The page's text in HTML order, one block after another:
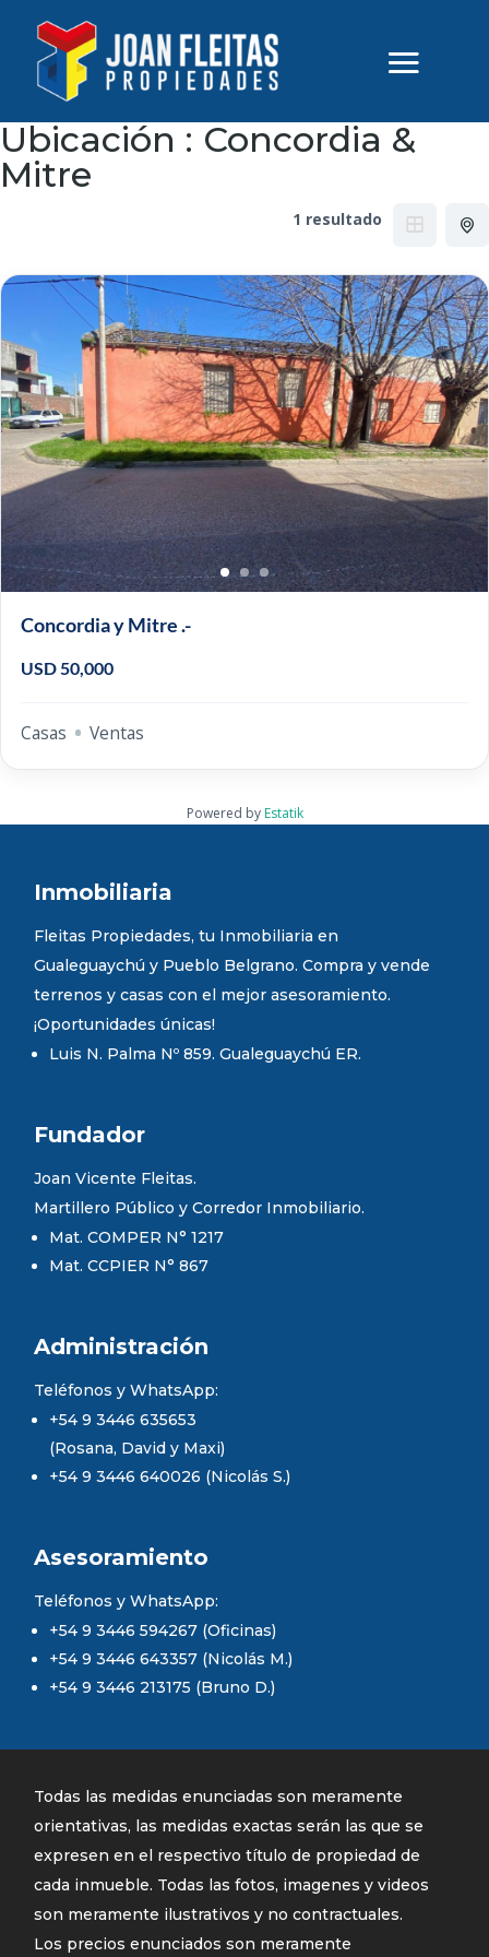
Ubicación : Concordia &
Mitre
1 resultado
Concordia y Mitre .-
USD 50,000
Casas Ventas
Powered by Estatik
Inmobiliaria
Fleitas Propiedades, tu Inmobiliaria en
Gualeguaychú y Pueblo Belgrano. Compra y vende
terrenos y casas con el mejor asesoramiento.
¡Oportunidades únicas!
Luis N. Palma Nº 859. Gualeguaychú ER.
Fundador
Joan Vicente Fleitas.
Martillero Público y Corredor Inmobiliario.
Mat. COMPER N° 1217
Mat. CCPIER N° 867
Administración
Teléfonos y WhatsApp:
+54 9 3446 635653
(Rosana, David y Maxi)
+54 9 3446 640026 (Nicolás S.)
Asesoramiento
Teléfonos y WhatsApp:
+54 9 3446 594267 (Oficinas)
+54 9 3446 643357 (Nicolás M.)
+54 9 3446 213175 (Bruno D.)
Todas las medidas enunciadas son meramente
orientativas, las medidas exactas serán las que se
expresen en el respectivo título de propiedad de
cada inmueble. Todas las fotos, imagenes y videos
son meramente ilustrativos y no contractuales.
Los precios enunciados son meramente